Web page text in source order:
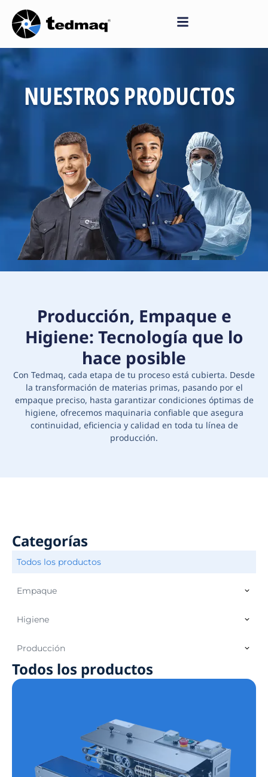
Saltar
al
contenido
NUESTROS PRODUCTOS
Producción, Empaque e
Higiene: Tecnología que lo
hace posible
Con Tedmaq, cada etapa de tu proceso está cubierta. Desde
la transformación de materias primas, pasando por el
empaque preciso, hasta garantizar condiciones óptimas de
higiene, ofrecemos maquinaria confiable que asegura
continuidad, eficiencia y calidad en toda tu línea de
producción.
Categorías
Empaque
Higiene
Producción
Todos los productos
Todos los productos